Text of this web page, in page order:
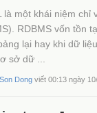
là một khái niệm
RDBMS vốn tồn
lại hay khi dữ
sở dữ ...
Son Dong viết 00:13 ngày